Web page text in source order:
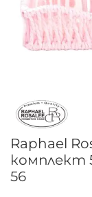
на
галерия
със
снимки
Raphael
комплект
56